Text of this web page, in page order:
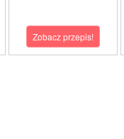
Zobacz przepis!